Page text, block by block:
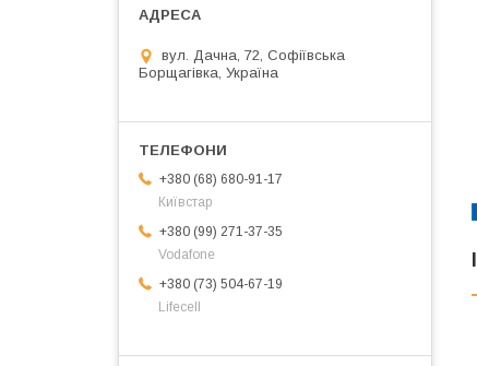
вул. Дачна, 72, Софіївська
Борщагівка, Україна
+380 (68) 680-91-17
Київстар
+380 (99) 271-37-35
Vodafone
+380 (73) 504-67-19
Lifecell